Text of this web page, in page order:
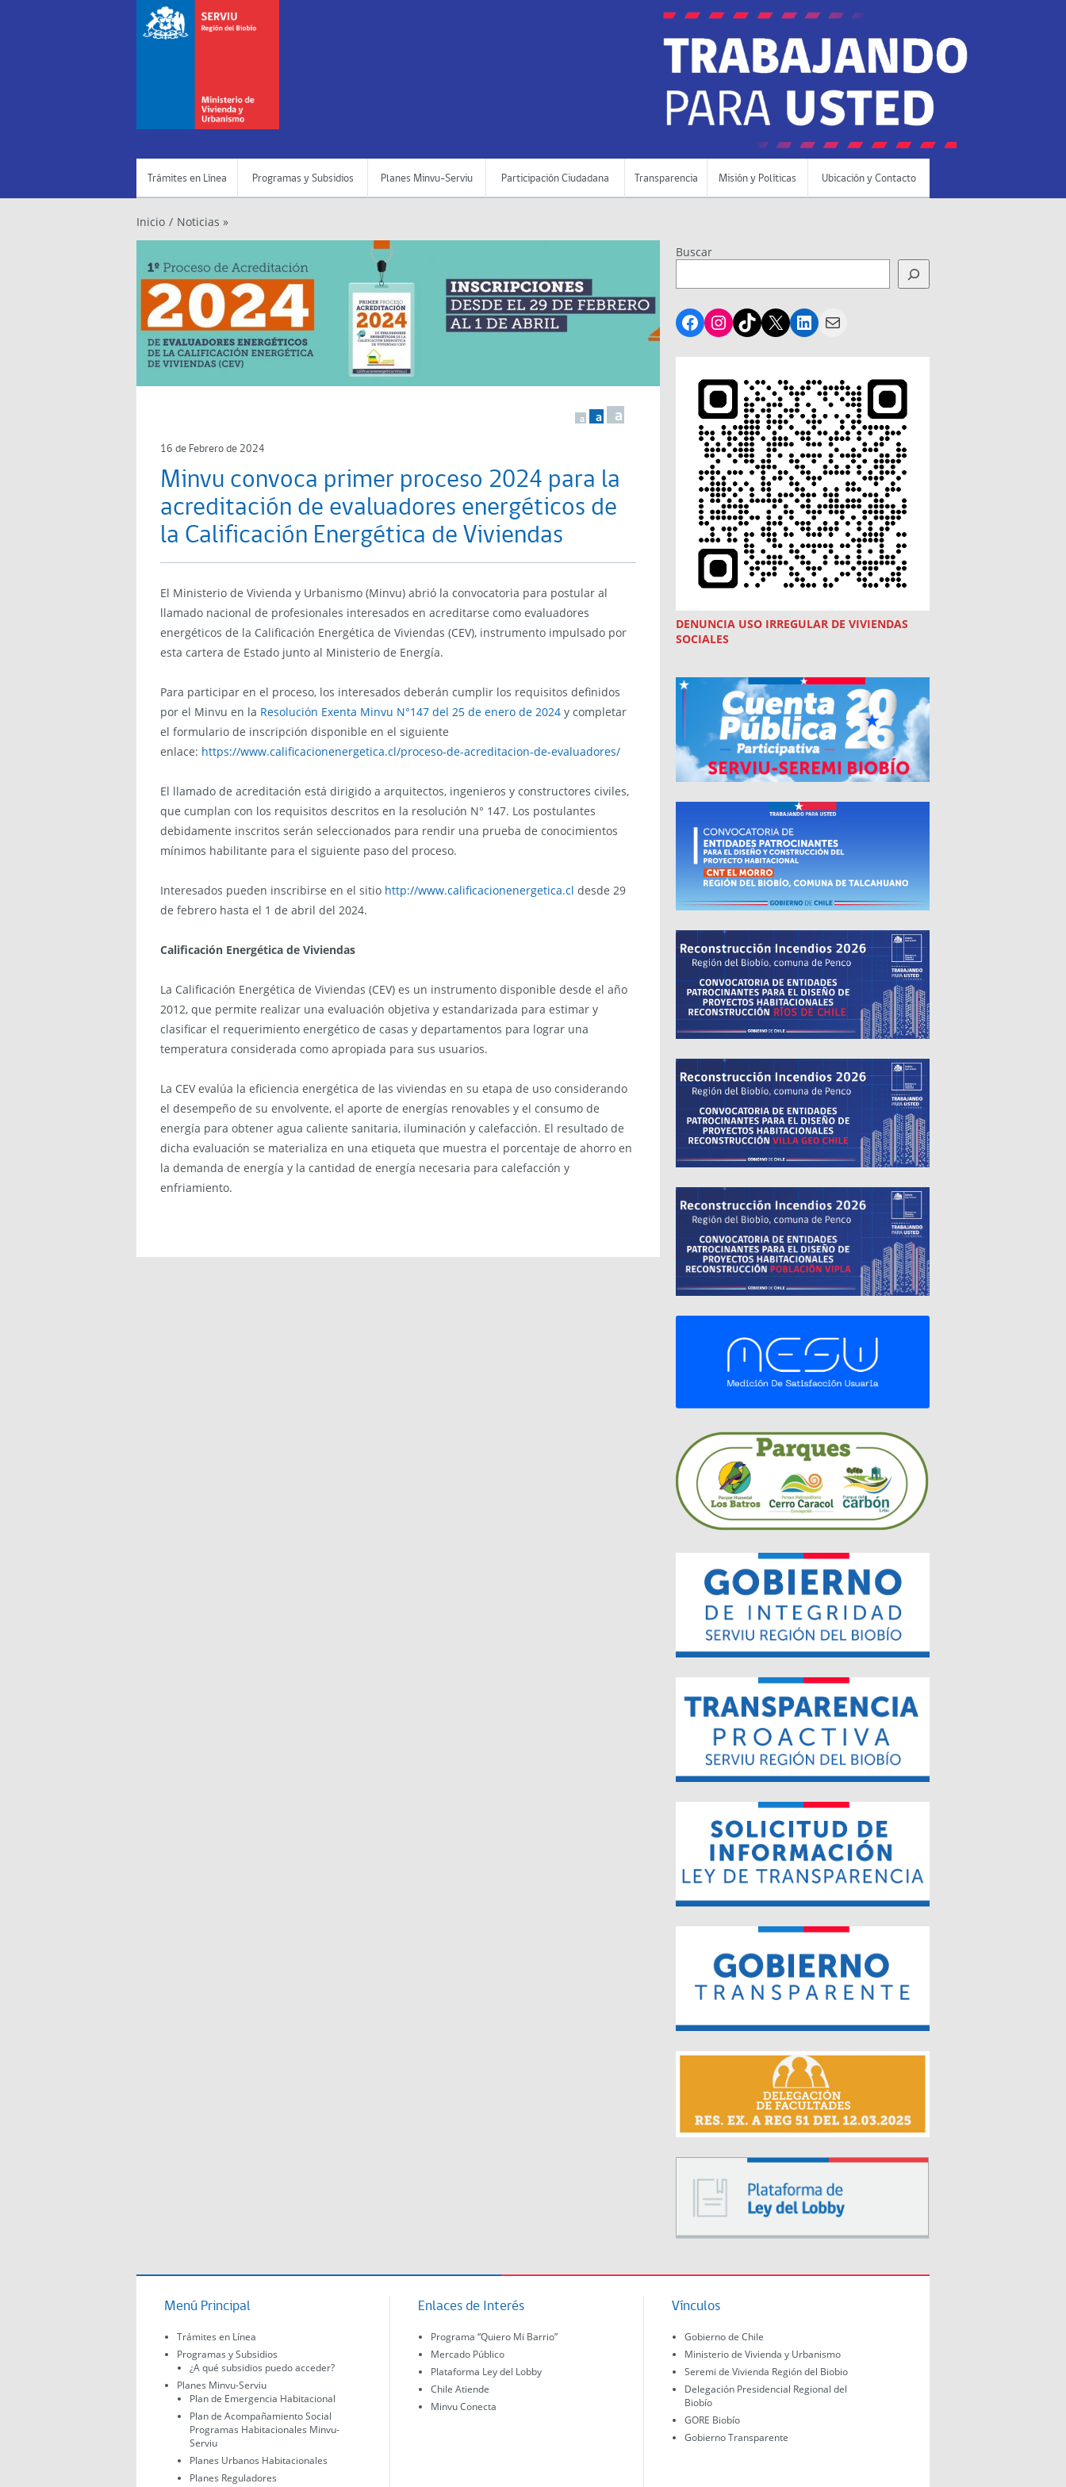
Trámites en Línea Programas y Subsidios Planes Minvu-Serviu Participación Ciudadana Transparencia Misión y Políticas Ubicación y Contacto
Inicio / Noticias »
a a a
16 de Febrero de 2024
Minvu convoca primer proceso 2024 para la
acreditación de evaluadores energéticos de
la Calificación Energética de Viviendas
El Ministerio de Vivienda y Urbanismo (Minvu) abrió la convocatoria para postular al
llamado nacional de profesionales interesados en acreditarse como evaluadores
energéticos de la Calificación Energética de Viviendas (CEV), instrumento impulsado por
esta cartera de Estado junto al Ministerio de Energía.
Para participar en el proceso, los interesados deberán cumplir los requisitos definidos
por el Minvu en la Resolución Exenta Minvu N°147 del 25 de enero de 2024 y completar
el formulario de inscripción disponible en el siguiente
enlace: https://www.calificacionenergetica.cl/proceso-de-acreditacion-de-evaluadores/
El llamado de acreditación está dirigido a arquitectos, ingenieros y constructores civiles,
que cumplan con los requisitos descritos en la resolución N° 147. Los postulantes
debidamente inscritos serán seleccionados para rendir una prueba de conocimientos
mínimos habilitante para el siguiente paso del proceso.
Interesados pueden inscribirse en el sitio http://www.calificacionenergetica.cl desde 29
de febrero hasta el 1 de abril del 2024.
Calificación Energética de Viviendas
La Calificación Energética de Viviendas (CEV) es un instrumento disponible desde el año
2012, que permite realizar una evaluación objetiva y estandarizada para estimar y
clasificar el requerimiento energético de casas y departamentos para lograr una
temperatura considerada como apropiada para sus usuarios.
La CEV evalúa la eficiencia energética de las viviendas en su etapa de uso considerando
el desempeño de su envolvente, el aporte de energías renovables y el consumo de
energía para obtener agua caliente sanitaria, iluminación y calefacción. El resultado de
dicha evaluación se materializa en una etiqueta que muestra el porcentaje de ahorro en
la demanda de energía y la cantidad de energía necesaria para calefacción y
enfriamiento.
Buscar
Facebook
Instagram
TikTok
X LinkedIn
Mail
DENUNCIA USO IRREGULAR DE VIVIENDAS
SOCIALES
Menú Principal
Trámites en Línea
Programas y Subsidios
¿A qué subsidios puedo acceder?
Planes Minvu-Serviu
Plan de Emergencia Habitacional
Plan de Acompañamiento Social
Programas Habitacionales Minvu-
Serviu
Planes Urbanos Habitacionales
Planes Reguladores
Enlaces de Interés
Programa “Quiero Mi Barrio”
Mercado Público
Plataforma Ley del Lobby
Chile Atiende
Minvu Conecta
Vínculos
Gobierno de Chile
Ministerio de Vivienda y Urbanismo
Seremi de Vivienda Región del Biobio
Delegación Presidencial Regional del
Biobío
GORE Biobío
Gobierno Transparente